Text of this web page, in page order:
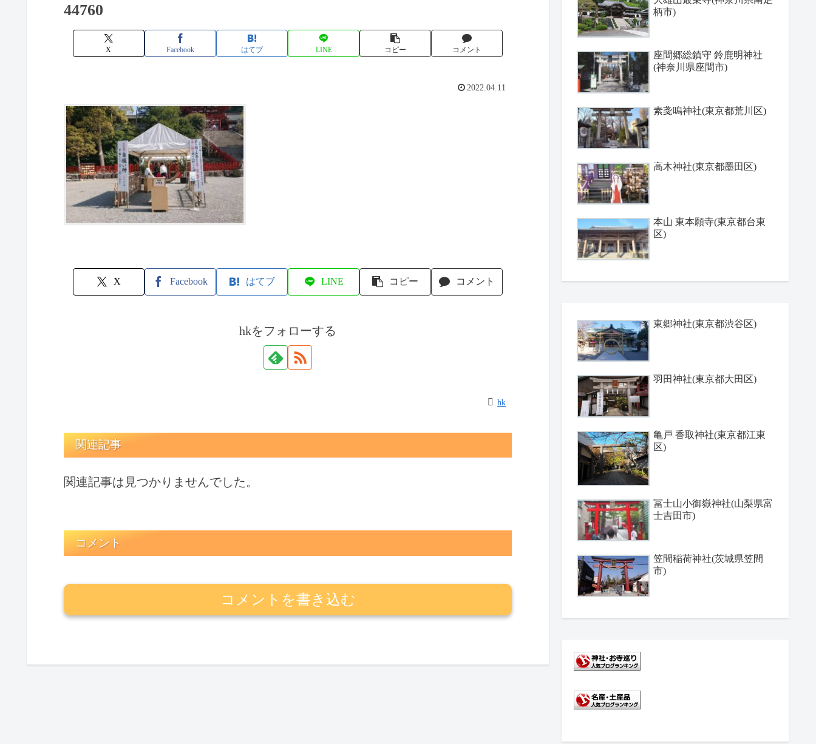
44760
X Facebook はてブ LINE コピー コメント
2022.04.11
X Facebook はてブ LINE コピー コメント
hkをフォローする
hk
関連記事
関連記事は見つかりませんでした。
コメント
コメントを書き込む
柄市)
座間郷総鎮守 鈴鹿明神社
(神奈川県座間市)
素戔嗚神社(東京都荒川区)
高木神社(東京都墨田区)
本山 東本願寺(東京都台東
区)
東郷神社(東京都渋谷区)
羽田神社(東京都大田区)
亀戸 香取神社(東京都江東
区)
冨士山小御嶽神社(山梨県富
士吉田市)
笠間稲荷神社(茨城県笠間
市)